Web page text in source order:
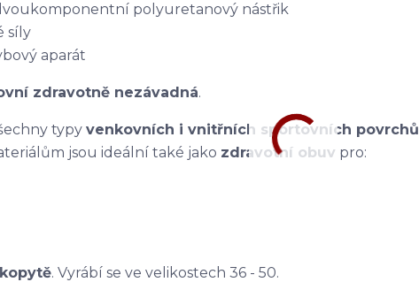
polyuretanový nástřik
síly
aparát
zdravotně nezávadná.
typy venkovních i vnitřních sportovních povrchů
jsou ideální také jako zdravotní obuv pro:
. Vyrábí se ve velikostech 36 - 50.